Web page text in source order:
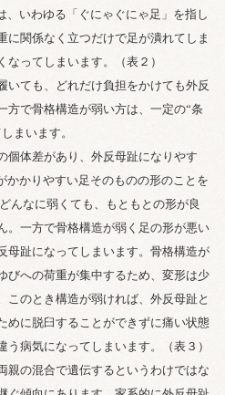
、いわゆる「ぐにゃぐにゃ足」を指し
に関係なく立つだけで足が潰れてしま
ってしまいます。（表２）
いても、どれだけ負担をかけても外反
方で骨格構造が弱い方は、一定の“条
まいます。
個体差があり、外反母趾になりやす
かかりやすい足そのものの形のことを
んなに弱くても、もともとの形が良
。一方で骨格構造が弱く足の形が悪い
母趾になってしまいます。骨格構造が
びへの荷重が集中するため、変形は少
このとき構造が弱ければ、外反母趾と
めに脱臼することができずに痛い状態
病気になってしまいます。（表３）
親の混合で遺伝するというわけではな